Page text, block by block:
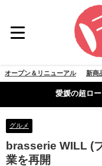
オープン＆リニューアル 新商
愛媛の超ロ
グルメ
brasserie WILL (
業を再開